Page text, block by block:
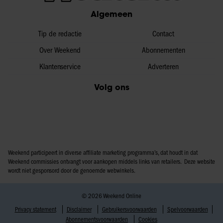
Algemeen
Tip de redactie
Over Weekend
Klantenservice
Contact
Abonnementen
Adverteren
Volg ons
Weekend participeert in diverse affiliate marketing programma’s, dat houdt in dat
Weekend commissies ontvangt voor aankopen middels links van retailers. Deze website
wordt niet gesponsord door de genoemde webwinkels.
© 2026 Weekend Online
Privacy statement
Disclaimer Gebruikersvoorwaarden
Spelvoorwaarden
Abonnementsvoorwaarden
Cookies